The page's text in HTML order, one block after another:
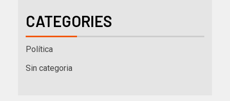
CATEGORIES
Política
Sin categoria